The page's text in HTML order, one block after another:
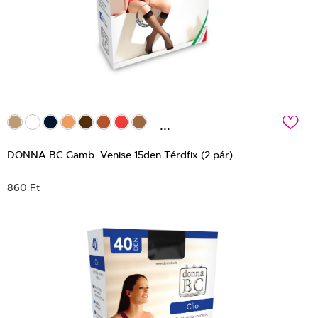
... c
DONNA BC Gamb. Venise 15den Térdfix (2 pár)
860 Ft